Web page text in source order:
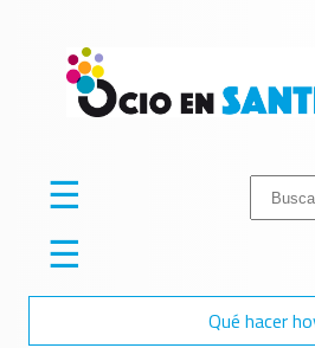
Buscar:
☰
☰
Qué hacer